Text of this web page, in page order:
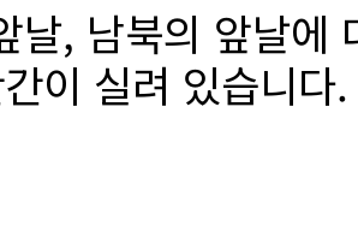
날, 남북의 앞날에
이 실려 있습니다.